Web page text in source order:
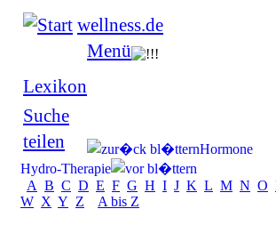
wellness.de
Lexikon
Suche
teilen
Menü
Hormone
Hydro-Therapie
A B C D E F G H I J K L M N O
W X Y Z A bis Z